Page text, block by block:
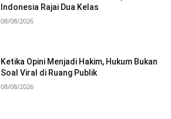
Indonesia Rajai Dua Kelas
08/08/2026
Ketika Opini Menjadi Hakim, Hukum Bukan
Soal Viral di Ruang Publik
08/08/2026